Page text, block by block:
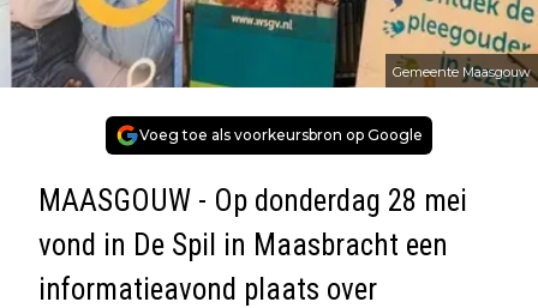
Gemeente Maasgouw
Voeg toe als voorkeursbron op Google
MAASGOUW - Op donderdag 28 mei
vond in De Spil in Maasbracht een
informatieavond plaats over